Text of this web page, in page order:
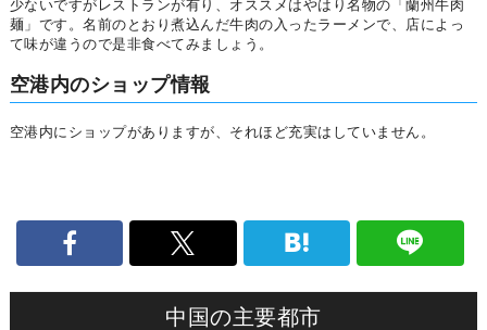
少ないですがレストランが有り、オススメはやはり名物の「蘭州牛肉
麺」です。名前のとおり煮込んだ牛肉の入ったラーメンで、店によっ
て味が違うので是非食べてみましょう。
空港内のショップ情報
空港内にショップがありますが、それほど充実はしていません。
中国の主要都市